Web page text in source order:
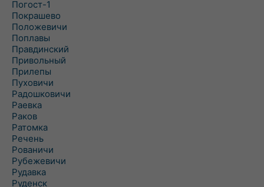
Погост-1
Покрашево
Положевичи
Поплавы
Правдинский
Привольный
Прилепы
Пуховичи
Радошковичи
Раевка
Раков
Ратомка
Речень
Рованичи
Рубежевичи
Рудавка
Руденск